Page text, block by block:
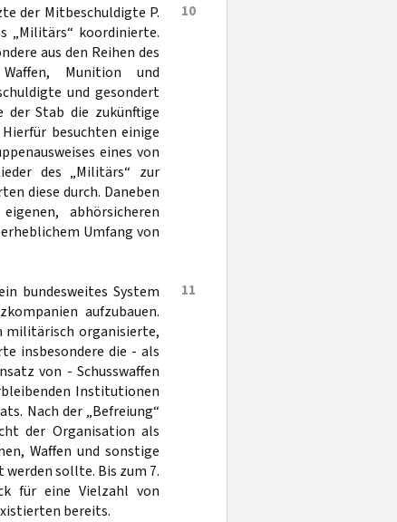
10
der Mitbeschuldigte P.
„Militärs“ koordinierte.
aus den Reihen des
Munition und
und gesondert
der Stab die zukünftige
besuchten einige
eines von
des „Militärs“ zur
diese durch. Daneben
abhörsicheren
Umfang von
11
bundesweites System
aufzubauen.
militärisch organisierte,
insbesondere die - als
von - Schusswaffen
Institutionen
Nach der „Befreiung“
der Organisation als
Waffen und sonstige
sollte. Bis zum 7.
für eine Vielzahl von
bereits.